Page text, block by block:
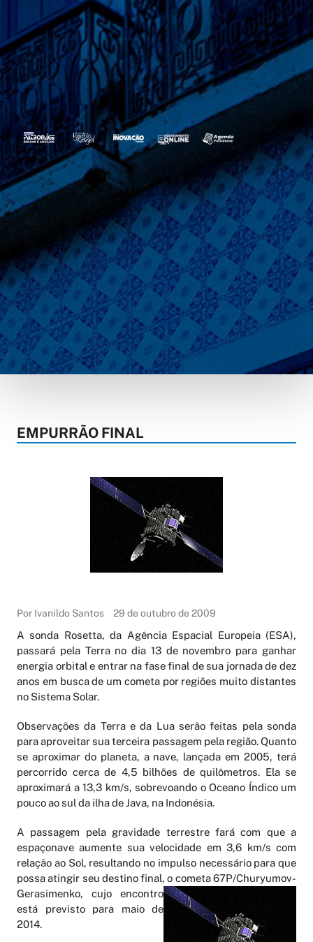
EMPURRÃO FINAL
Por Ivanildo Santos 29 de outubro de 2009
A sonda Rosetta, da Agência Espacial Europeia (ESA),
passará pela Terra no dia 13 de novembro para ganhar
energia orbital e entrar na fase final de sua jornada de dez
anos em busca de um cometa por regiões muito distantes
no Sistema Solar.
Observações da Terra e da Lua serão feitas pela sonda
para aproveitar sua terceira passagem pela região. Quanto
se aproximar do planeta, a nave, lançada em 2005, terá
percorrido cerca de 4,5 bilhões de quilômetros. Ela se
aproximará a 13,3 km/s, sobrevoando o Oceano Índico um
pouco ao sul da ilha de Java, na Indonésia.
A passagem pela gravidade terrestre fará com que a
espaçonave aumente sua velocidade em 3,6 km/s com
relação ao Sol, resultando no impulso necessário para que
possa atingir seu destino final, o cometa 67P/Churyumov-
Gerasimenko, cujo encontro
está previsto para maio de
2014.